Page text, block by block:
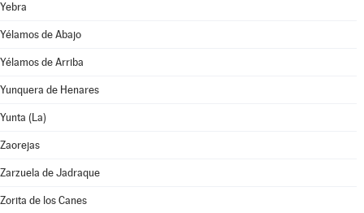
Yebra
Yélamos de Abajo
Yélamos de Arriba
Yunquera de Henares
Yunta (La)
Zaorejas
Zarzuela de Jadraque
Zorita de los Canes